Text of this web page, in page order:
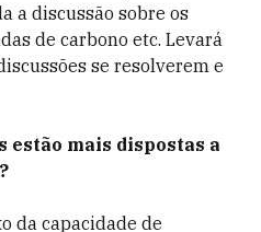
a discussão sobre os
de carbono etc. Levará
se resolverem e
estão mais dispostas a
da capacidade de